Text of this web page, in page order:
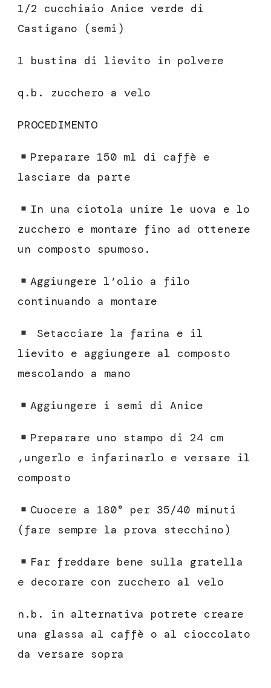
1/2 cucchiaio Anice verde di
Castigano (semi)
1 bustina di lievito in polvere
q.b. zucchero a velo
PROCEDIMENTO
Preparare 150 ml di caffè e
lasciare da parte
In una ciotola unire le uova e lo
zucchero e montare fino ad ottenere
un composto spumoso.
Aggiungere l’olio a filo
continuando a montare
Setacciare la farina e il
lievito e aggiungere al composto
mescolando a mano
Aggiungere i semi di Anice
Preparare uno stampo di 24 cm
,ungerlo e infarinarlo e versare il
composto
Cuocere a 180° per 35/40 minuti
(fare sempre la prova stecchino)
Far freddare bene sulla gratella
e decorare con zucchero al velo
n.b. in alternativa potrete creare
una glassa al caffè o al cioccolato
da versare sopra